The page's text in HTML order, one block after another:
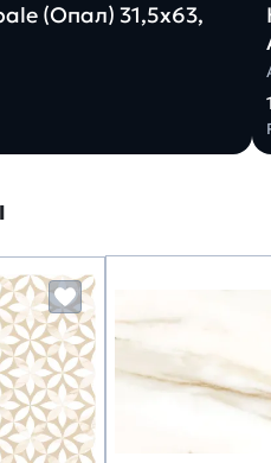
(Опал) 31,5х63,